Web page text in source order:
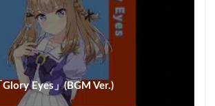
Glory Eyes」(BGM Ver.)